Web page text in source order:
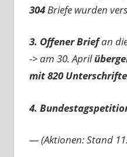
304Briefe wurden
3. Offener Briefan
-> am 30. April
mit 820
4.
— (Aktionen: Stand